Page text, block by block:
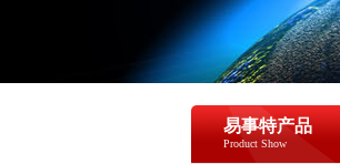
易事特产品
Product Show